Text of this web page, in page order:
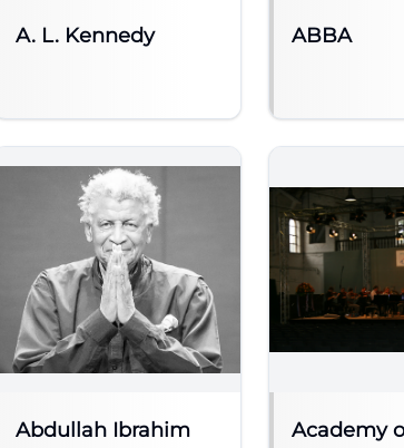
A. L. Kennedy ABBA
Abdullah Ibrahim
Academy